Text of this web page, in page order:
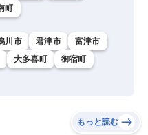
町
川市 君津市
富津市
大多喜町
御宿町
もっと読む